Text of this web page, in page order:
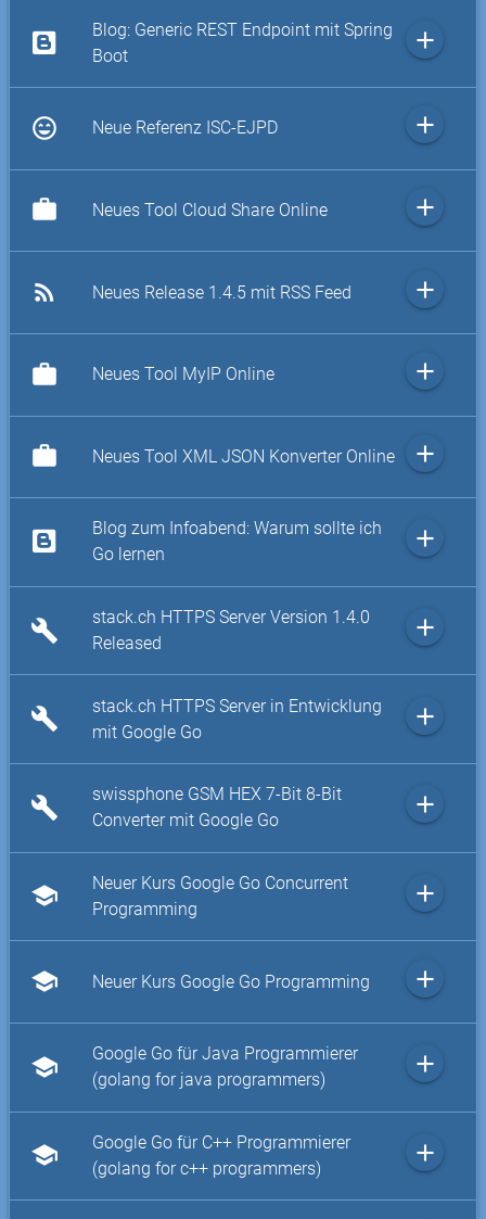
Blog: Generic REST Endpoint mit Spring
Boot
add
sentiment_very_satisfied Neue Referenz ISC-EJPD add
work Neues Tool Cloud Share Online add
rss_feed Neues Release 1.4.5 mit RSS Feed add
work Neues Tool MyIP Online add
work Neues Tool XML JSON Konverter Online add
Blog zum Infoabend: Warum sollte ich
Go lernen
add
build
stack.ch HTTPS Server Version 1.4.0
Released
add
build
stack.ch HTTPS Server in Entwicklung
mit Google Go
add
build
swissphone GSM HEX 7-Bit 8-Bit
Converter mit Google Go
add
school
Neuer Kurs Google Go Concurrent
Programming
add
school Neuer Kurs Google Go Programming add
school
Google Go für Java Programmierer
(golang for java programmers)
add
school
Google Go für C++ Programmierer
(golang for c++ programmers)
add